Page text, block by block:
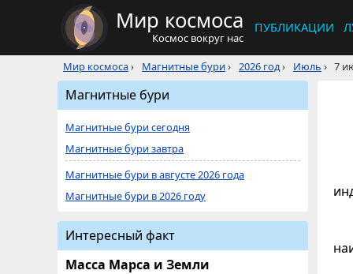
Мир космоса
Космос вокруг нас
ПУБЛИКАЦИИ
Мир космоса› Магнитные бури› 2026 год› Июль › 7
Магнитные бури
Магнитные бури сегодня
Магнитные бури завтра
Магнитные бури в августе 2026 года
Магнитные бури в 2026 году
Интересный факт
Масса Марса и Земли